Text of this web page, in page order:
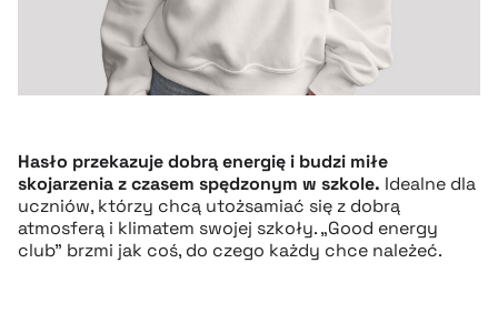
Hasło przekazuje dobrą energię i budzi miłe
skojarzenia z czasem spędzonym w szkole. Idealne dla
uczniów, którzy chcą utożsamiać się z dobrą
atmosferą i klimatem swojej szkoły. „Good energy
club” brzmi jak coś, do czego każdy chce należeć.